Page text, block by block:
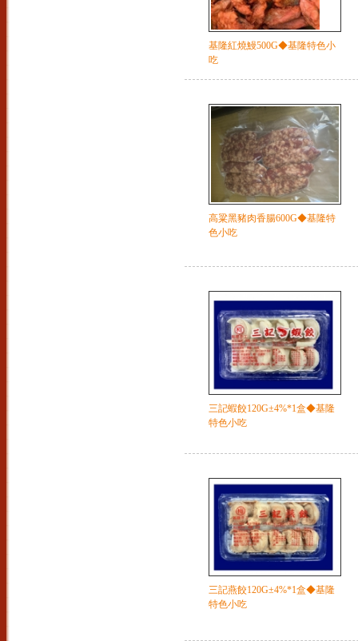
基隆紅燒鰻500G◆基隆特色小
吃
高粱黑豬肉香腸600G◆基隆特
色小吃
三記蝦餃120G±4%*1盒◆基隆
特色小吃
三記燕餃120G±4%*1盒◆基隆
特色小吃